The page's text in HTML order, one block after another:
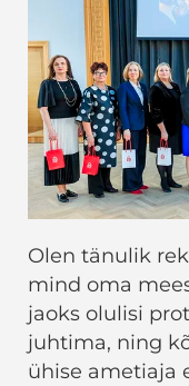
Olen tänulik
mind oma
jaoks olulisi
juhtima, ning
ühise ametiaja